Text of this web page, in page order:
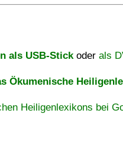
als USB-Stickoder als
Ökumenische
Heiligenlexikons bei